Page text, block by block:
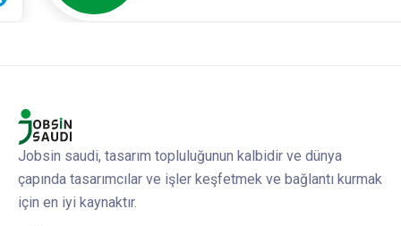
Jobsin saudi, tasarım topluluğunun kalbidir ve dünya
çapında tasarımcılar ve işler keşfetmek ve bağlantı kurmak
için en iyi kaynaktır.